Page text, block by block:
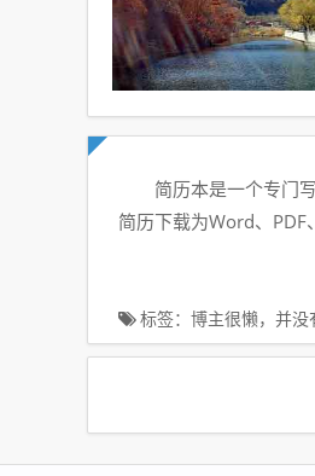
简历本是一个专门
简历下载为Word、PDF
标签：博主很懒，并没